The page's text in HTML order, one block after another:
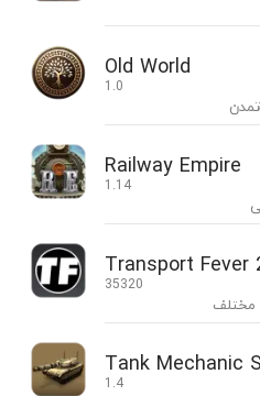
Old World
1.0
Railway Empire
1.14
Transport Fever
35320
مختلف
Tank Mechanic
1.4